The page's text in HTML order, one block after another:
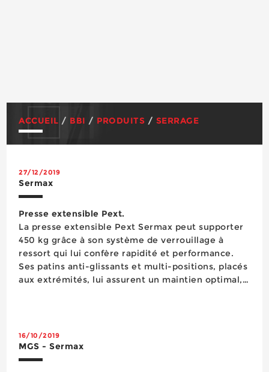
ACCUEIL / BBI / PRODUITS / SERRAGE
27/12/2019
Sermax
Presse extensible Pext.
La presse extensible Pext Sermax peut supporter
450 kg grâce à son système de verrouillage à
ressort qui lui confère rapidité et performance.
Ses patins anti-glissants et multi-positions, placés
aux extrémités, lui assurent un maintien optimal,
16/10/2019
MGS - Sermax